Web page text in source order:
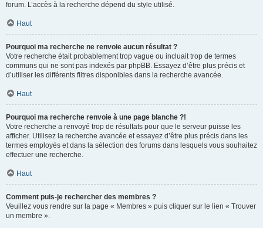
forum. L’accès à la recherche dépend du style utilisé.
Haut
Pourquoi ma recherche ne renvoie aucun résultat ?
Votre recherche était probablement trop vague ou incluait trop de termes
communs qui ne sont pas indexés par phpBB. Essayez d’être plus précis et
d’utiliser les différents filtres disponibles dans la recherche avancée.
Haut
Pourquoi ma recherche renvoie à une page blanche ?!
Votre recherche a renvoyé trop de résultats pour que le serveur puisse les
afficher. Utilisez la recherche avancée et essayez d’être plus précis dans les
termes employés et dans la sélection des forums dans lesquels vous souhaitez
effectuer une recherche.
Haut
Comment puis-je rechercher des membres ?
Veuillez vous rendre sur la page « Membres » puis cliquer sur le lien « Trouver
un membre ».